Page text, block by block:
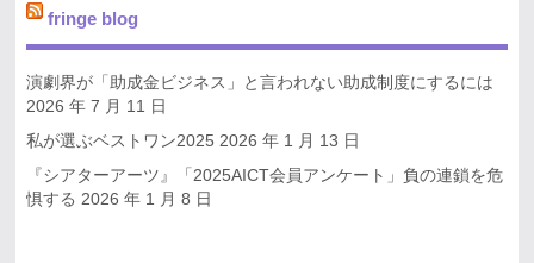
fringe blog
演劇界が「助成金ビジネス」と言われない助成制度にするには
2026 年 7 月 11 日
私が選ぶベストワン2025 2026 年 1 月 13 日
『シアターアーツ』「2025AICT会員アンケート」負の連鎖を危
惧する 2026 年 1 月 8 日